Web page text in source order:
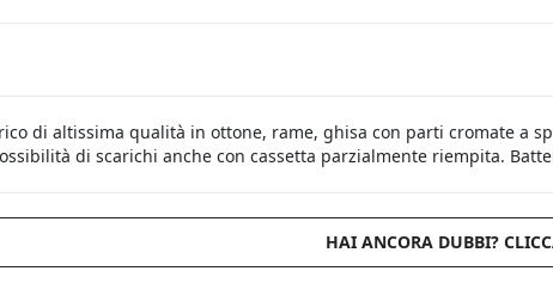
di altissima qualità in ottone, rame, ghisa con parti cromate a
di scarichi anche con cassetta parzialmente riempita.
HAI ANCORA DUBBI?